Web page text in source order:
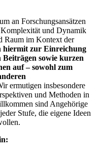
an Forschungsansätzen
Komplexität und Dynamik
Raum im Kontext der
hiermit zur Einreichung
Beiträgen sowie kurzen
auf – sowohl zum
ermutigen insbesondere
und Methoden in
sind Angehörige
Stufe, die eigene Ideen